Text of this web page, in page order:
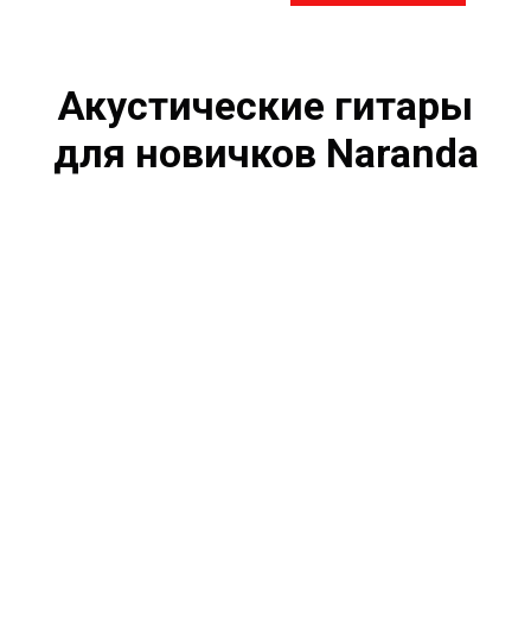
Акустические гитары
для новичков Naranda